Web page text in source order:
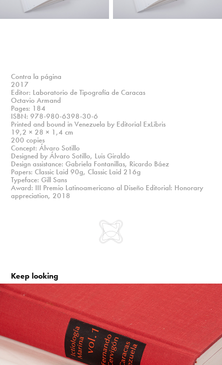
Contra la página
2017
Editor: Laboratorio de Tipografía de Caracas
Octavio Armand
Pages: 184
ISBN: 978-980-6398-30-6
Printed and bound in Venezuela by Editorial ExLibris
19,2 × 28 × 1,4 cm
200 copies
Concept: Álvaro Sotillo
Designed by Álvaro Sotillo, Luis Giraldo
Design assistance: Gabriela Fontanillas, Ricardo Báez
Papers: Classic Laid 90g, Classic Laid 216g
Typeface: Gill Sans
Award: III Premio Latinoamericano al Diseño Editorial: Honorary
appreciation, 2018
Keep looking
Ictiología Marina
1978